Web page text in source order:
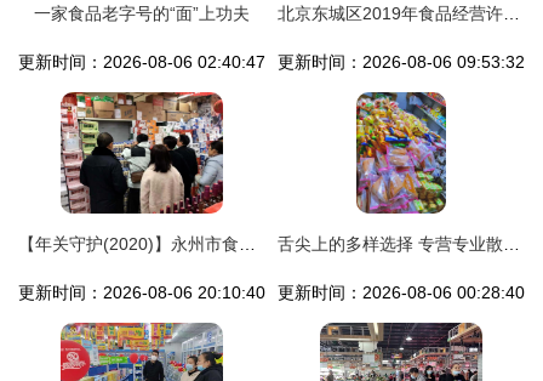
一家食品老字号的“面”上功夫
更新时间：2026-08-06 02:40:47 更新时间：2026-08-06 09:53:32
更新时间：2026-08-06 20:10:40 更新时间：2026-08-06 00:28:40